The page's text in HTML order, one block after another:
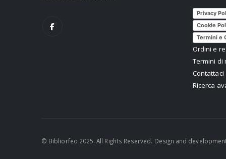
Privacy
Cookie
Termini e
Ordini e
Termini di
Contattaci
Ricerca
© Bibliorfeo 2025. All Rights Reserved. Design and